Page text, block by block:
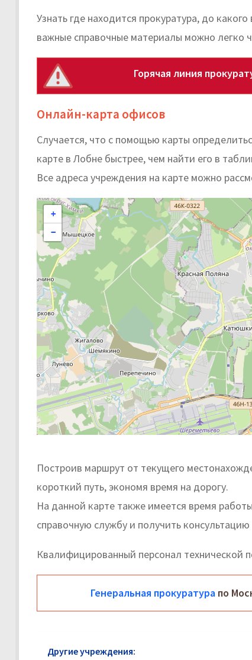
Узнать где находится прокуратура, до
важные справочные материалы можно легко
Горячая линия
Онлайн-карта офисов
Случается, что с помощью карты
карте в Лобне быстрее, чем найти его в
Все адреса учреждения на карте можно
+
−
Построив маршрут от текущего
короткий путь, экономя время на дорогу.
На данной карте также имеется время
справочную службу и получить
Квалифицированный персонал
Генеральная прокуратура по
Другие учреждения: